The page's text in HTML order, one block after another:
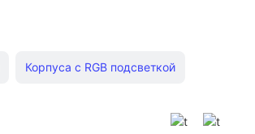
Корпуса с RGB подсветкой